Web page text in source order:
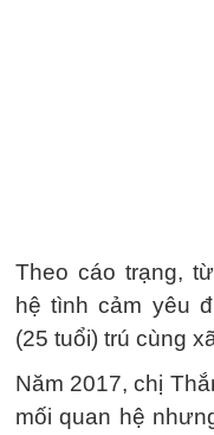
Theo cáo trạng,
hệ tình cảm yêu
(25 tuổi) trú cùng
Năm 2017, chị
mối quan hệ